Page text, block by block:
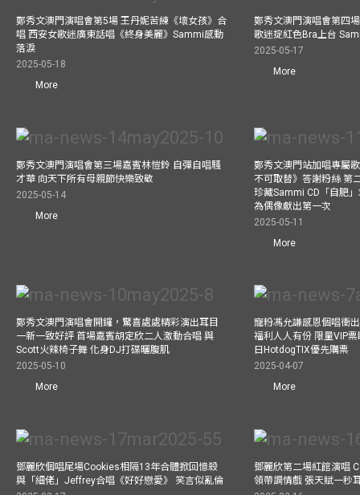
鄭秀文澳門演唱會第5場 王丹妮苦練《壞女孩》合
唱 西安女歌迷廣東話唱《終身美麗》Sammi感動
落淚
2025-05-18
More
鄭秀文澳門演唱會第四
歌迷掟紅色Bra上台
2025-05-17
More
鄭秀文澳門演唱會第三場嘉賓林愷鈴 自彈自唱騷
才華 向天下所有母親節快樂致敬
2025-05-14
More
鄭秀文澳門站加唱專屬
不可取替》答謝粉絲 第
珍藏Sammi CD「自肥
為偶像獻出第一次
2025-05-11
More
鄭秀文澳門演唱會開鑼，驚喜處處精彩演出耳目
一新一致好評 首場嘉賓胡定欣二人激動合唱 與
Scott火辣椅子舞 化身DJ打碟曬腹肌
2025-05-10
More
寵粉馮允謙感恩個唱衝
福利人人有份 限量VIP
日HotdogTIX優先購票
2025-04-07
More
鄧麗欣個唱尾場Cookies相隔13年合體掀回憶殺
與「細佬」Jeffrey合唱《好好戀愛》 笑言似亂倫
鄧麗欣第二場紅館演唱
領帶調情戲 張天賦一秒